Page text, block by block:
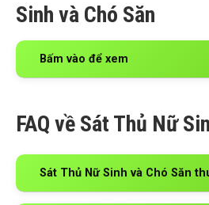
Sinh và Chó Săn
Bấm vào để xem
FAQ về Sát Thủ Nữ
Sát Thủ Nữ Sinh và Chó Săn